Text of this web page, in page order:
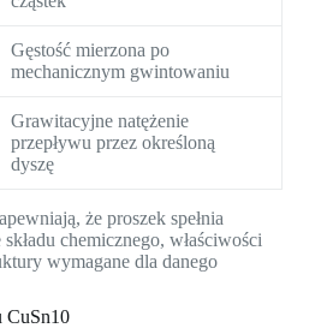
Gęstość mierzona po
mechanicznym gwintowaniu
Grawitacyjne natężenie
przepływu przez określoną
dyszę
że proszek spełnia
chemicznego, właściwości
wymagane dla danego
CuSn10